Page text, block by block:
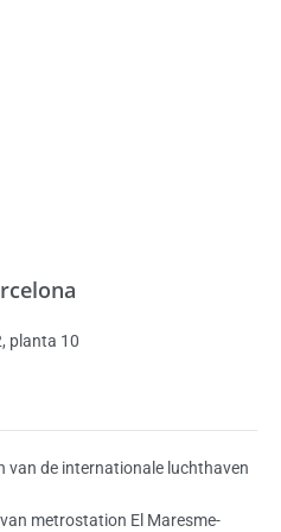
planta 10
van de internationale luchthaven
metrostation El Maresme-